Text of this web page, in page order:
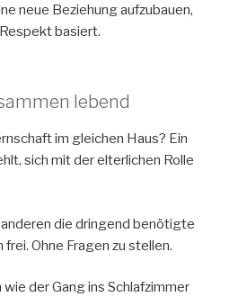
neue Beziehung aufzubauen,
basiert.
lebend
im gleichen Haus? Ein
sich mit der elterlichen Rolle
die dringend benötigte
Ohne Fragen zu stellen.
wie der Gang ins Schlafzimmer